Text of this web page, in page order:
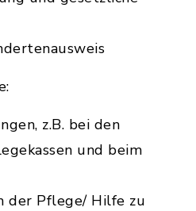
z.B. bei den
und beim
der Pflege/ Hilfe zu